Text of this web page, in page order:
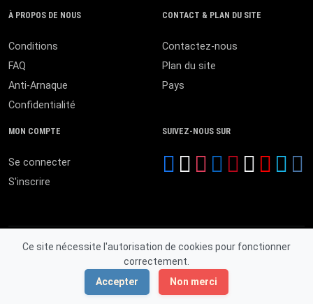
Ce site nécessite l'autorisation de cookies pour fonctionner
correctement.
Accepter
Non merci
À PROPOS DE NOUS
Conditions
FAQ
Anti-Arnaque
Confidentialité
CONTACT & PLAN DU SITE
Contactez-nous
Plan du site
Pays
MON COMPTE
Se connecter
S'inscrire
SUIVEZ-NOUS SUR
© 2026 MALI ANNONCES. Tous droits réservés.